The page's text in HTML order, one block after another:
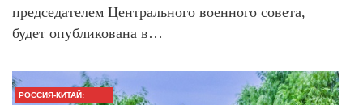
председателем Центрального военного совета,
будет опубликована в…
РОССИЯ-КИТАЙ: